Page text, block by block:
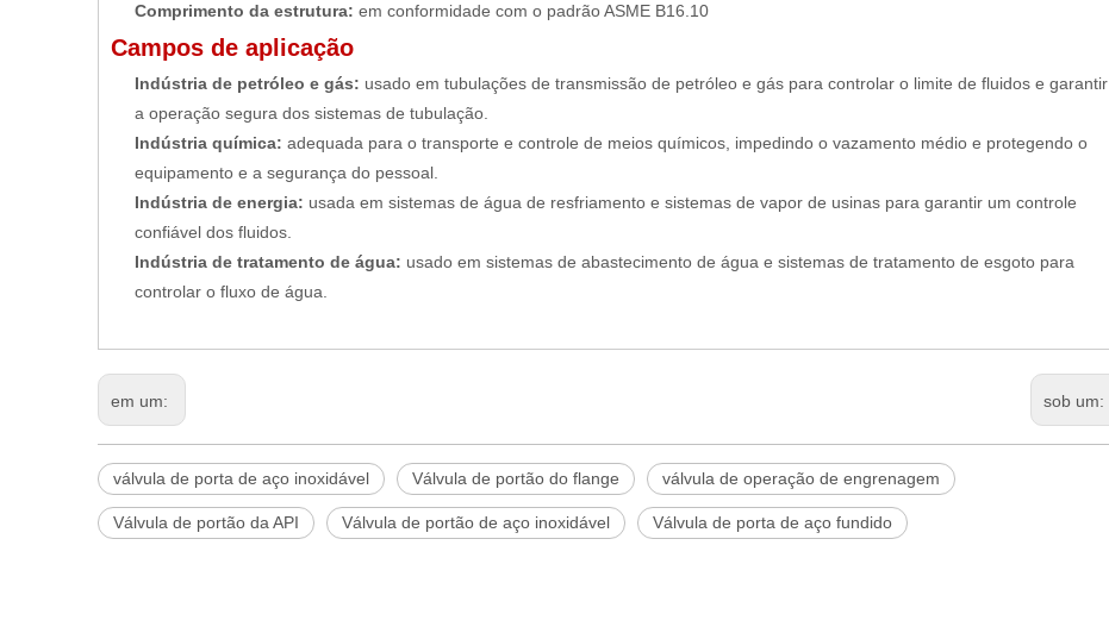
Comprimento da estrutura: em conformidade com o padrão ASME B16.10
Campos de aplicação
Indústria de petróleo e gás: usado em tubulações de transmissão de petróleo e gás para controlar o limite de fluidos e garantir
a operação segura dos sistemas de tubulação.
Indústria química: adequada para o transporte e controle de meios químicos, impedindo o vazamento médio e protegendo o
equipamento e a segurança do pessoal.
Indústria de energia: usada em sistemas de água de resfriamento e sistemas de vapor de usinas para garantir um controle
confiável dos fluidos.
Indústria de tratamento de água: usado em sistemas de abastecimento de água e sistemas de tratamento de esgoto para
controlar o fluxo de água.
em um: sob um:
válvula de porta de aço inoxidável Válvula de portão do flange válvula de operação de engrenagem
Válvula de portão da API Válvula de portão de aço inoxidável Válvula de porta de aço fundido